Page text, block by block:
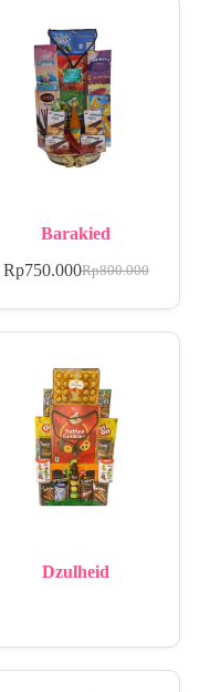
Barakied
Rp800.000
Rp750.000
Dzulheid